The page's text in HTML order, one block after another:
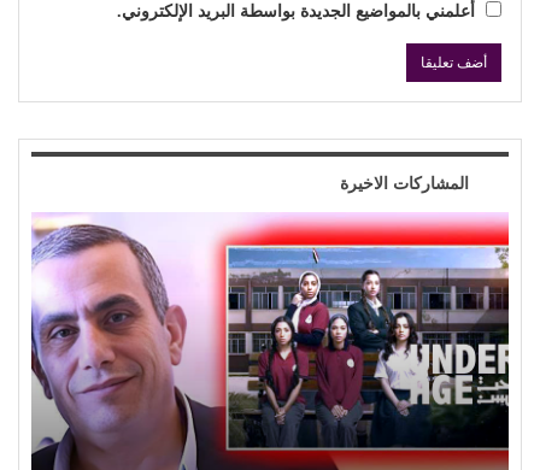
أعلمني بالمواضيع الجديدة بواسطة البريد الإلكتروني.
المشاركات الاخيرة